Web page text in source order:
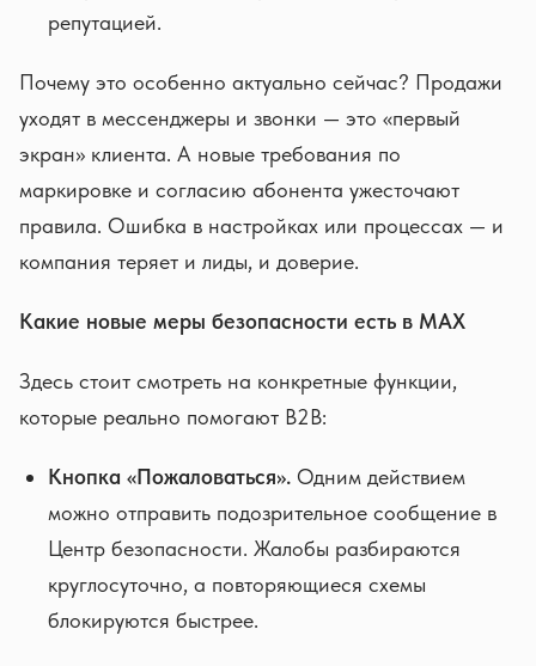
репутацией.
Почему это особенно актуально сейчас? Продажи
уходят в мессенджеры и звонки — это «первый
экран» клиента. А новые требования по
маркировке и согласию абонента ужесточают
правила. Ошибка в настройках или процессах — и
компания теряет и лиды, и доверие.
Какие новые меры безопасности есть в MAX
Здесь стоит смотреть на конкретные функции,
которые реально помогают B2B:
Кнопка «Пожаловаться». Одним действием
можно отправить подозрительное сообщение в
Центр безопасности. Жалобы разбираются
круглосуточно, а повторяющиеся схемы
блокируются быстрее.